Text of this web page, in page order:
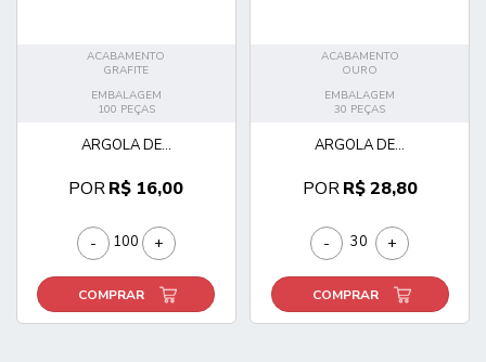
ACABAMENTO
GRAFITE
EMBALAGEM
100 PEÇAS
ARGOLA DE...
PORR$ 16,00
- +
COMPRAR
ACABAMENTO
OURO
EMBALAGEM
30 PEÇAS
ARGOLA DE...
PORR$ 28,80
- +
COMPRAR